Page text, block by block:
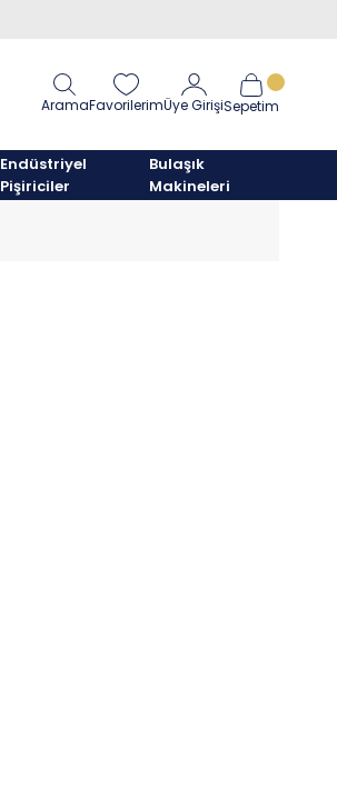
AramaFavorilerimÜye GirişiSepetim
Endüstriyel
Pişiriciler
Bulaşık
Makineleri